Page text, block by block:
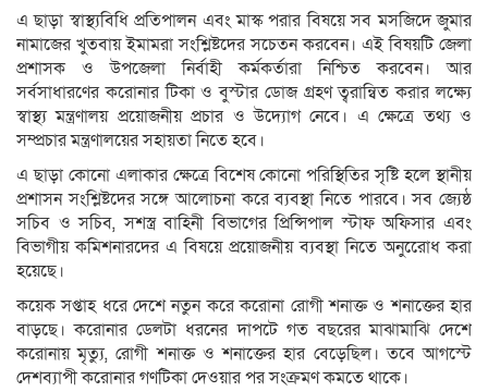
এ ছাড়া স্বাস্থ্যবিধি প্রতিপালন এবং মাস্ক পরার বিষয়ে সব মসজিদে জুমার
নামাজের খুতবায় ইমামরা সংশ্লিষ্টদের সচেতন করবেন। এই বিষয়টি জেলা
প্রশাসক ও উপজেলা নির্বাহী কর্মকর্তারা নিশ্চিত করবেন। আর
সর্বসাধারণের করোনার টিকা ও বুস্টার ডোজ গ্রহণ ত্বরান্বিত করার লক্ষ্যে
স্বাস্থ্য মন্ত্রণালয় প্রয়োজনীয় প্রচার ও উদ্যোগ নেবে। এ ক্ষেত্রে তথ্য ও
সম্প্রচার মন্ত্রণালয়ের সহায়তা নিতে হবে।
এ ছাড়া কোনো এলাকার ক্ষেত্রে বিশেষ কোনো পরিস্থিতির সৃষ্টি হলে স্থানীয়
প্রশাসন সংশ্লিষ্টদের সঙ্গে আলোচনা করে ব্যবস্থা নিতে পারবে। সব জ্যেষ্ঠ
সচিব ও সচিব, সশস্ত্র বাহিনী বিভাগের প্রিন্সিপাল স্টাফ অফিসার এবং
বিভাগীয় কমিশনারদের এ বিষয়ে প্রয়োজনীয় ব্যবস্থা নিতে অনুরেোধ করা
হয়েছে।
কয়েক সপ্তাহ ধরে দেশে নতুন করে করোনা রোগী শনাক্ত ও শনাক্তের হার
বাড়ছে। করোনার ডেলটা ধরনের দাপটে গত বছরের মাঝামাঝি দেশে
করোনায় মৃত্যু, রোগী শনাক্ত ও শনাক্তের হার বেড়েছিল। তবে আগস্টে
দেশব্যাপী করোনার গণটিকা দেওয়ার পর সংক্রমণ কমতে থাকে।